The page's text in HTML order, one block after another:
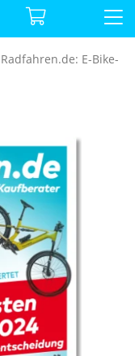
Radfahren.de: E-Bike-